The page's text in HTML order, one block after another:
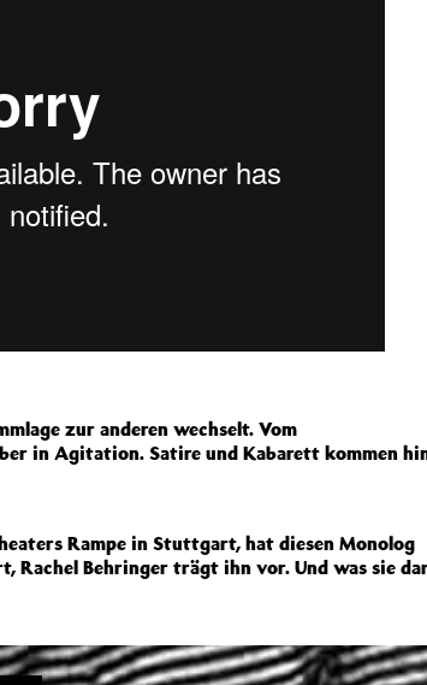
zur anderen wechselt. Vom
in Agitation. Satire und Kabarett kommen
Rampe in Stuttgart, hat diesen Monolog
Rachel Behringer trägt ihn vor. Und was sie